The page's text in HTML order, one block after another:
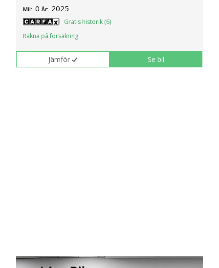
Mil: 0 År: 2025
Gratis historik (6)
Räkna på försäkring
Jämför Se bil